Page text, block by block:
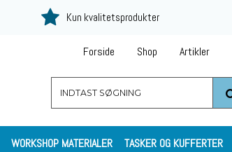
Kun kvalitetsprodukter
Artikler
Shop
Forside
WORKSHOP MATERIALER TASKER OG KUFFERTER